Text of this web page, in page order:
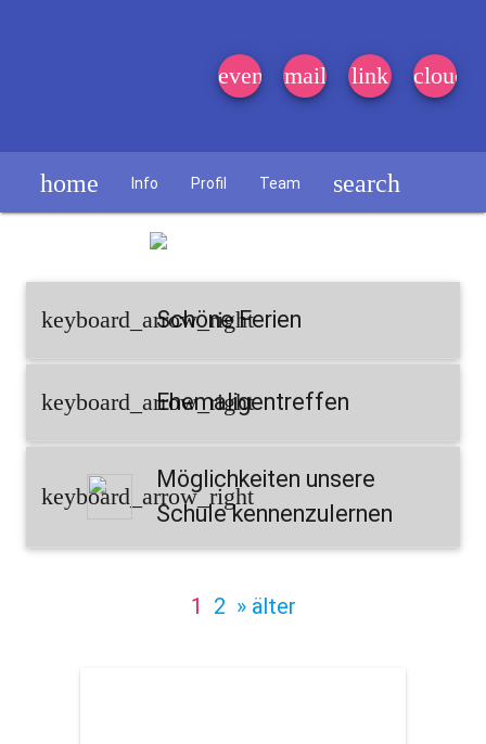
event_note
mail link cloud
home Info Profil Team search
keyboard_arrow_right
Schöne Ferien
keyboard_arrow_rightEhemaligentreffen
keyboard_arrow_right
Möglichkeiten unsere
Schule kennenzulernen
1 2 » älter